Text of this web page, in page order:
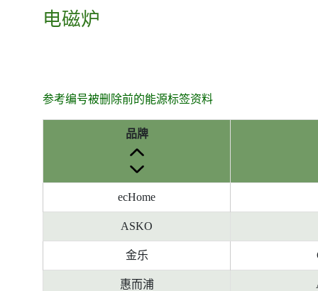
电磁炉
参考编号被删除前的能源标签资料
品牌
ecHome
ASKO
金乐
惠而浦